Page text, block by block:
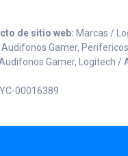
de sitio web: Marcas /
Gamer,
Gamer, Logitech /
00016389